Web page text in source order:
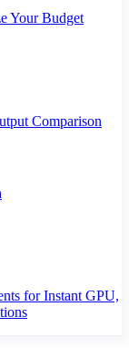
Your Budget
Comparison
for Instant GPU,